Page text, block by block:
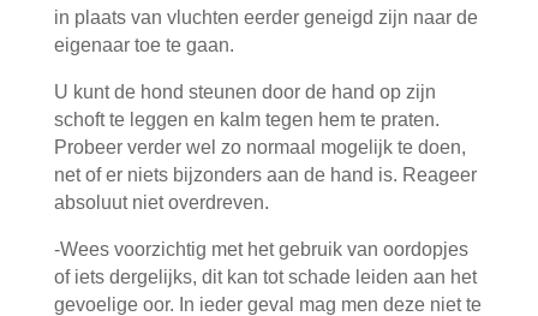
in plaats van vluchten eerder geneigd zijn naar de
eigenaar toe te gaan.
U kunt de hond steunen door de hand op zijn
schoft te leggen en kalm tegen hem te praten.
Probeer verder wel zo normaal mogelijk te doen,
net of er niets bijzonders aan de hand is. Reageer
absoluut niet overdreven.
-Wees voorzichtig met het gebruik van oordopjes
of iets dergelijks, dit kan tot schade leiden aan het
gevoelige oor. In ieder geval mag men deze niet te